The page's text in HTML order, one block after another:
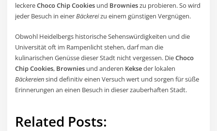
leckereChoco Chip Cookies und Brownieszu probieren. So wird
jeder Besuch in einerBäckereizu einem günstigen Vergnügen.
Obwohl Heidelbergs historische Sehenswürdigkeiten und die
Universität oft im Rampenlicht stehen, darf man die
kulinarischen Genüsse dieser Stadt nicht vergessen. DieChoco
Chip Cookies, Brownies und anderen Kekseder lokalen
Bäckereiensind definitiv einen Versuch wert und sorgen für süße
Erinnerungen an einen Besuch in dieser zauberhaften Stadt.
Related Posts: